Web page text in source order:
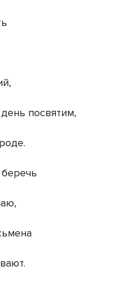
посвятим,